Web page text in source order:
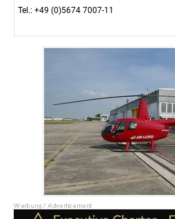
Tel.: +49 (0)5674 7007-11